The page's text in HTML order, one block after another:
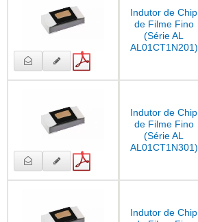
Indutor de Chip
de Filme Fino
(Série AL
AL01CT1N201)
Indutor de Chip
de Filme Fino
(Série AL
AL01CT1N301)
Indutor de Chip